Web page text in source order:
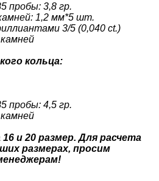
пробы: 3,8 гр.
1,2 мм*5 шт.
3/5 (0,040 ct.)
кольца:
пробы: 4,5 гр.
и 20 размер. Для расчета
размерах, просим